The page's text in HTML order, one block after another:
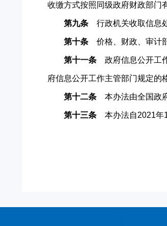
收缴方式按照同级政府财政部门
第九条 行政机关收取信息
第十条 价格、财政、审计
第十一条 政府信息公开工
府信息公开工作主管部门规定的
第十二条 本办法由全国政
第十三条 本办法自2021年1